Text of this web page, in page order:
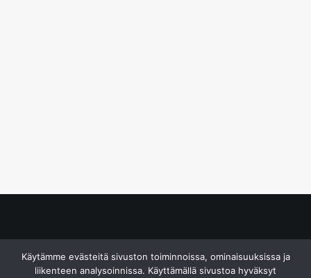
Käytämme evästeitä sivuston toiminnoissa, ominaisuuksissa ja
liikenteen analysoinnissa. Käyttämällä sivustoa hyväksyt